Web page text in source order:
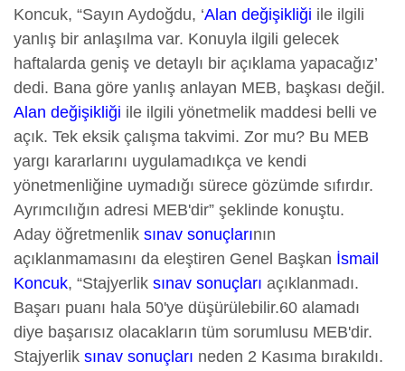
Koncuk, “Sayın Aydoğdu, ‘Alan değişikliği ile ilgili
yanlış bir anlaşılma var. Konuyla ilgili gelecek
haftalarda geniş ve detaylı bir açıklama yapacağız’
dedi. Bana göre yanlış anlayan MEB, başkası değil.
Alan değişikliği ile ilgili yönetmelik maddesi belli ve
açık. Tek eksik çalışma takvimi. Zor mu? Bu MEB
yargı kararlarını uygulamadıkça ve kendi
yönetmenliğine uymadığı sürece gözümde sıfırdır.
Ayrımcılığın adresi MEB'dir” şeklinde konuştu.
Aday öğretmenlik sınav sonuçlarının
açıklanmamasını da eleştiren Genel Başkan İsmail
Koncuk, “Stajyerlik sınav sonuçları açıklanmadı.
Başarı puanı hala 50'ye düşürülebilir.60 alamadı
diye başarısız olacakların tüm sorumlusu MEB'dir.
Stajyerlik sınav sonuçları neden 2 Kasıma bırakıldı.